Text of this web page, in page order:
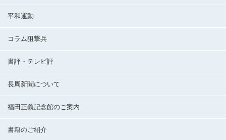
平和運動
コラム狙撃兵
書評・テレビ評
長周新聞について
福田正義記念館のご案内
書籍のご紹介